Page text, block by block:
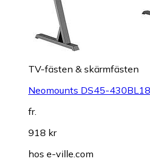
TV-fästen & skärmfästen
Neomounts DS45-
fr.
918 kr
hos e-ville.com